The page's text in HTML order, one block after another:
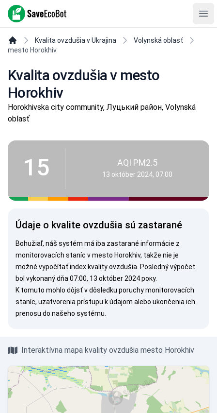
SaveEcoBot
Kvalita ovzdušia v Ukrajina
Volynská oblasť
mesto Horokhiv
Kvalita ovzdušia v mesto
Horokhiv
Horokhivska city community, Луцький район, Volynská
oblasť
15 AQI PM2.5
13 október 2024, 07:00
Údaje o kvalite ovzdušia sú zastarané
Bohužiaľ, náš systém má iba zastarané informácie z
monitorovacích staníc v mesto Horokhiv, takže nie je
možné vypočítať index kvality ovzdušia. Posledný výpočet
bol vykonaný dňa 07:00, 13 október 2024 року.
K tomuto mohlo dôjsť v dôsledku poruchy monitorovacích
staníc, uzatvorenia prístupu k údajom alebo ukončenia ich
prenosu do našeho systému.
Interaktívna mapa kvality ovzdušia mesto Horokhiv